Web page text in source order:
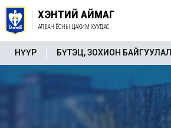
ХЭНТИЙ АЙМАГ
АЛБАН ЁСНЫ ЦАХИМ ХУУДАС
НҮҮР БҮТЭЦ, ЗОХИОН